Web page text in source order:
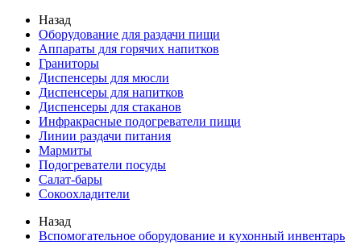
Назад
Оборудование для раздачи пищи
Аппараты для горячих напитков
Граниторы
Диспенсеры для мюсли
Диспенсеры для напитков
Диспенсеры для стаканов
Инфракрасные подогреватели пищи
Линии раздачи питания
Мармиты
Подогреватели посуды
Салат-бары
Сокоохладители
Назад
Вспомогательное оборудование и кухонный инвентарь